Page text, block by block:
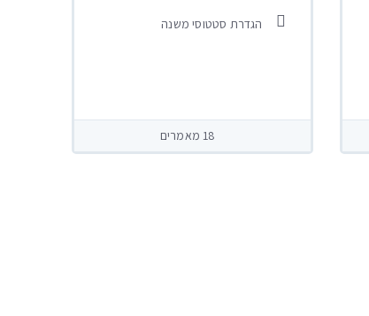
הגדרת סטטוסי משנה
18 מאמרים